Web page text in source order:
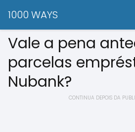
1000 WAYS
Vale a pena
parcelas
Nubank?
CONTINUA DEPOIS DA